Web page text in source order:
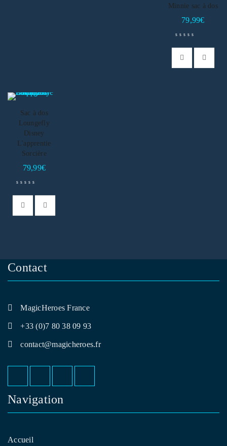
Minnie sac à dos
79,99€
Sac à dos
Loungefly
Disney
L'apprentie
Sorcière
79,99€
Contact
MagicHeroes France
+33 (0)7 80 38 09 93
contact@magicheroes.fr
Navigation
Accueil